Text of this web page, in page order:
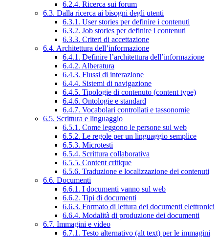
6.2.4. Ricerca sui forum
6.3. Dalla ricerca ai bisogni degli utenti
6.3.1. User stories per definire i contenuti
6.3.2. Job stories per definire i contenuti
6.3.3. Criteri di accettazione
6.4. Architettura dell’informazione
6.4.1. Definire l’architettura dell’informazione
6.4.2. Alberatura
6.4.3. Flussi di interazione
6.4.4. Sistemi di navigazione
6.4.5. Tipologie di contenuto (content type)
6.4.6. Ontologie e standard
6.4.7. Vocabolari controllati e tassonomie
6.5. Scrittura e linguaggio
6.5.1. Come leggono le persone sul web
6.5.2. Le regole per un linguaggio semplice
6.5.3. Microtesti
6.5.4. Scrittura collaborativa
6.5.5. Content critique
6.5.6. Traduzione e localizzazione dei contenuti
6.6. Documenti
6.6.1. I documenti vanno sul web
6.6.2. Tipi di documenti
6.6.3. Formato di lettura dei documenti elettronici
6.6.4. Modalità di produzione dei documenti
6.7. Immagini e video
6.7.1. Testo alternativo (alt text) per le immagini